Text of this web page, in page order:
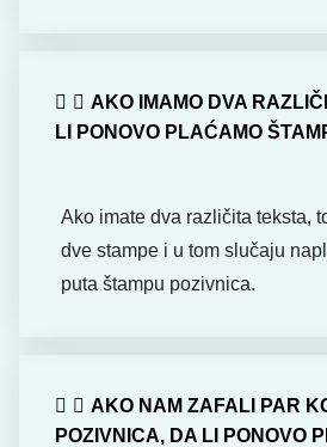
AKO IMAMO DVA
LI PONOVO PLAĆAMO
Ako imate dva različita teksta,
dve stampe i u tom slučaju
puta štampu pozivnica.
AKO NAM ZAFALI PAR
POZIVNICA, DA LI PONOVO